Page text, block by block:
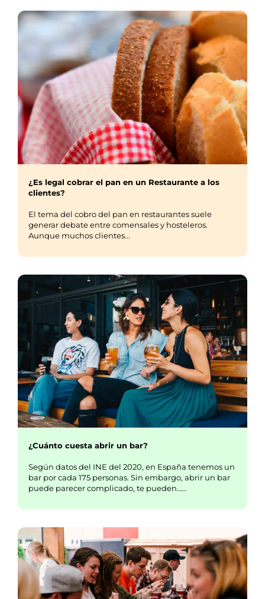
¿Es legal cobrar el pan en un Restaurante a los
clientes?
El tema del cobro del pan en restaurantes suele
generar debate entre comensales y hosteleros.
Aunque muchos clientes...
¿Cuánto cuesta abrir un bar?
Según datos del INE del 2020, en España tenemos un
bar por cada 175 personas. Sin embargo, abrir un bar
puede parecer complicado, te pueden……